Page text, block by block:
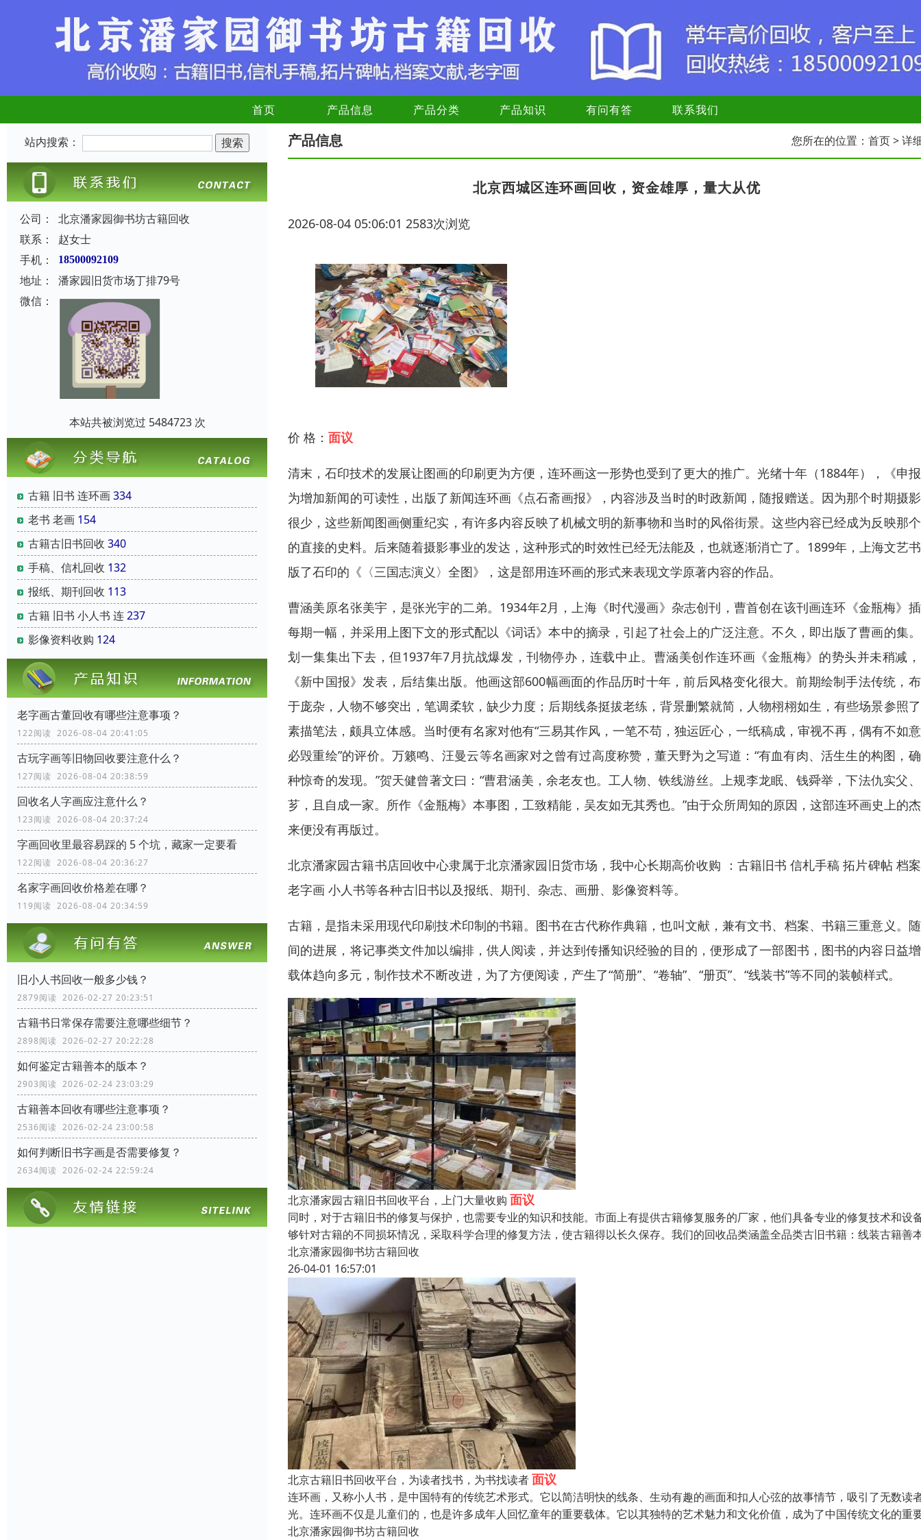
首页 产品信息 产品分类 产品知识 有问有答 联系我们
站内搜索：
公司：
北京潘家园御书坊古籍回收
联系：
赵女士
手机：
18500092109
地址：
潘家园旧货市场丁排79号
微信：
本站共被浏览过 5484723 次
古籍 旧书 连环画334
老书 老画 154
古籍古旧书回收 340
手稿、信札回收 132
报纸、期刊回收 113
古籍 旧书 小人书 连237
影像资料收购 124
老字画古董回收有哪些注意事项？
122阅读 2026-08-04 20:41:05
古玩字画等旧物回收要注意什么？
127阅读 2026-08-04 20:38:59
回收名人字画应注意什么？
123阅读 2026-08-04 20:37:24
字画回收里最容易踩的 5 个坑，藏家一定要看
122阅读 2026-08-04 20:36:27
名家字画回收价格差在哪？
119阅读 2026-08-04 20:34:59
旧小人书回收一般多少钱？
2879阅读 2026-02-27 20:23:51
古籍书日常保存需要注意哪些细节？
2898阅读 2026-02-27 20:22:28
如何鉴定古籍善本的版本？
2903阅读 2026-02-24 23:03:29
古籍善本回收有哪些注意事项？
2536阅读 2026-02-24 23:00:58
如何判断旧书字画是否需要修复？
2634阅读 2026-02-24 22:59:24
产品信息 您所在的位置： 首页> 详
北京西城区连环画回收，资金雄厚，量大从优
2026-08-04 05:06:01 2583次浏览
价 格： 面议
清末，石印技术的发展让图画的印刷更为方便，连环画这一形势也受到了更大的推广。光绪十年（1884年），《申
为增加新闻的可读性，出版了新闻连环画《点石斋画报》，内容涉及当时的时政新闻，随报赠送。因为那个时期摄
很少，这些新闻图画侧重纪实，有许多内容反映了机械文明的新事物和当时的风俗街景。这些内容已经成为反映那
的直接的史料。后来随着摄影事业的发达，这种形式的时效性已经无法能及，也就逐渐消亡了。1899年，上海文艺
版了石印的《〈三国志演义〉全图》，这是部用连环画的形式来表现文学原著内容的作品。
曹涵美原名张美宇，是张光宇的二弟。1934年2月，上海《时代漫画》杂志创刊，曹首创在该刊画连环《金瓶梅》
每期一幅，并采用上图下文的形式配以《词话》本中的摘录，引起了社会上的广泛注意。不久，即出版了曹画的集
划一集集出下去，但1937年7月抗战爆发，刊物停办，连载中止。曹涵美创作连环画《金瓶梅》的势头并未稍减
《新中国报》发表，后结集出版。他画这部600幅画面的作品历时十年，前后风格变化很大。前期绘制手法传统，
于庞杂，人物不够突出，笔调柔软，缺少力度；后期线条挺拔老练，背景删繁就简，人物栩栩如生，有些场景参照
素描笔法，颇具立体感。当时便有名家对他有“三易其作风，一笔不苟，独运匠心，一纸稿成，审视不再，偶有不如
必毁重绘”的评价。万籁鸣、汪曼云等名画家对之曾有过高度称赞，董天野为之写道：“有血有肉、活生生的构图，
种惊奇的发现。”贺天健曾著文曰：“曹君涵美，余老友也。工人物、铁线游丝。上规李龙眠、钱舜举，下法仇实父
芗，且自成一家。所作《金瓶梅》本事图，工致精能，吴友如无其秀也。”由于众所周知的原因，这部连环画史上的
来便没有再版过。
北京潘家园古籍书店回收中心隶属于北京潘家园旧货市场，我中心长期高价收购 ：古籍旧书 信札手稿 拓片碑帖 档
老字画 小人书等各种古旧书以及报纸、期刊、杂志、画册、影像资料等。
古籍，是指未采用现代印刷技术印制的书籍。图书在古代称作典籍，也叫文献，兼有文书、档案、书籍三重意义。
间的进展，将记事类文件加以编排，供人阅读，并达到传播知识经验的目的，便形成了一部图书，图书的内容日益
载体趋向多元，制作技术不断改进，为了方便阅读，产生了“简册”、“卷轴”、“册页”、“线装书”等不同的装帧样式。
北京潘家园古籍旧书回收平台，上门大量收购 面议
同时，对于古籍旧书的修复与保护，也需要专业的知识和技能。市面上有提供古籍修复服务的厂家，他们具备专业的修复技术和设
够针对古籍的不同损坏情况，采取科学合理的修复方法，使古籍得以长久保存。我们的回收品类涵盖全品类古旧书籍：线装古籍善
北京潘家园御书坊古籍回收
26-04-01 16:57:01
北京古籍旧书回收平台，为读者找书，为书找读者面议
连环画，又称小人书，是中国特有的传统艺术形式。它以简洁明快的线条、生动有趣的画面和扣人心弦的故事情节，吸引了无数读
光。连环画不仅是儿童们的，也是许多成年人回忆童年的重要载体。它以其独特的艺术魅力和文化价值，成为了中国传统文化的重
北京潘家园御书坊古籍回收